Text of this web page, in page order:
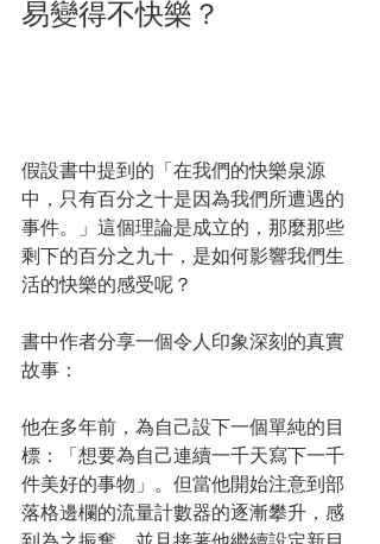
易變得不快樂？
假設書中提到的「在我們的快樂泉源
中，只有百分之十是因為我們所遭遇的
事件。」這個理論是成立的，那麼那些
剩下的百分之九十，是如何影響我們生
活的快樂的感受呢？
書中作者分享一個令人印象深刻的真實
故事：
他在多年前，為自己設下一個單純的目
標：「想要為自己連續一千天寫下一千
件美好的事物」。但當他開始注意到部
落格邊欄的流量計數器的逐漸攀升，感